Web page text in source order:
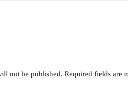
not be published. Required fields are